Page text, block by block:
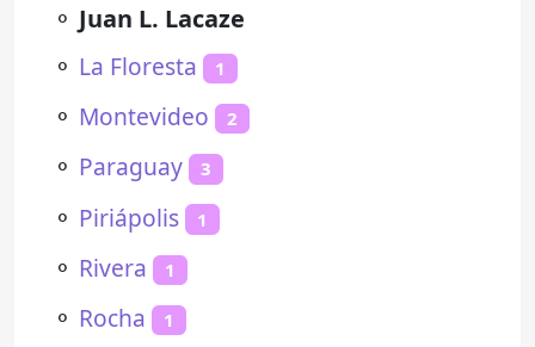
⚬ Juan L. Lacaze
⚬ La Floresta 1
⚬ Montevideo 2
⚬ Paraguay 3
⚬ Piriápolis 1
⚬ Rivera 1
⚬ Rocha 1